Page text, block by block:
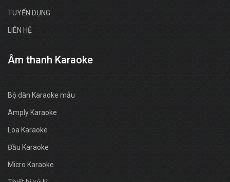
TUYỂN DỤNG
LIÊN HỆ
Âm thanh Karaoke
Bộ dàn Karaoke mẫu
Amply Karaoke
Loa Karaoke
Đầu Karaoke
Micro Karaoke